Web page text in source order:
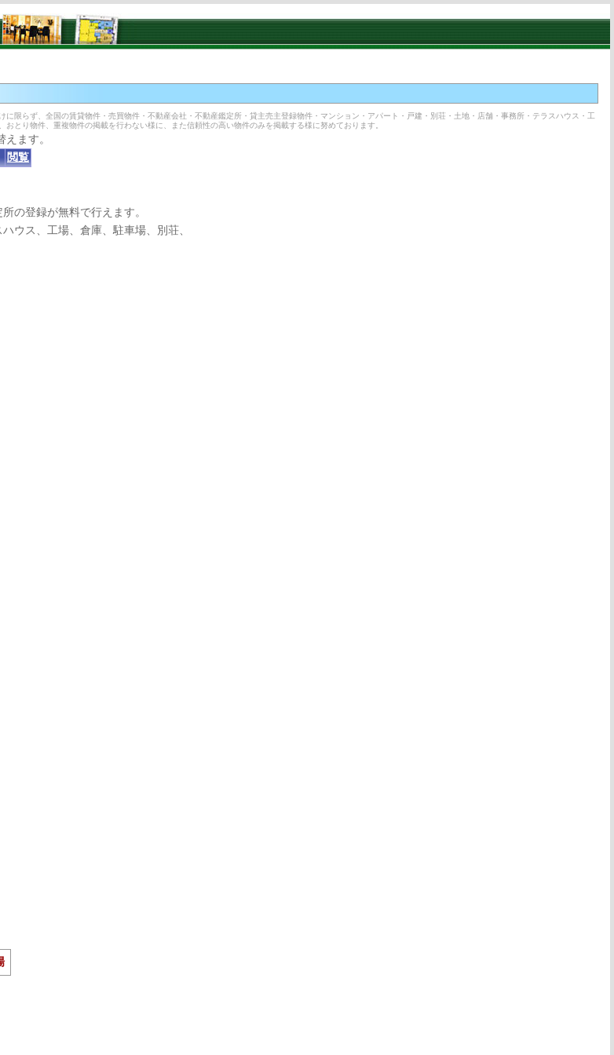
限らず、全国の賃貸物件・売買物件・不動産会社・不動産鑑定所・貸主売主登録物件・マンション・アパート・戸建・別荘・土地・店舗・事務所・テラスハウス・工
とり物件、重複物件の掲載を行わない様に、また信頼性の高い物件のみを掲載する様に努めております。
ます。
閲覧
の登録が無料で行えます。
ウス、工場、倉庫、駐車場、別荘、